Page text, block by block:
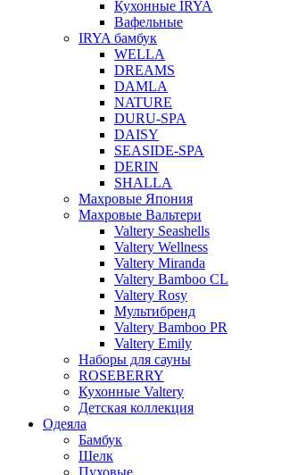
Кухонные IRYA
Вафельные
IRYA бамбук
WELLA
DREAMS
DAMLA
NATURE
DURU-SPA
DAISY
SEASIDE-SPA
DERIN
SHALLA
Махровые Япония
Махровые Вальтери
Valtery Seashells
Valtery Wellness
Valtery Miranda
Valtery Bamboo CL
Valtery Rosy
Мультибренд
Valtery Bamboo PR
Valtery Emily
Наборы для сауны
ROSEBERRY
Кухонные Valtery
Детская коллекция
Одеяла
Бамбук
Шелк
Пуховые